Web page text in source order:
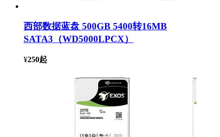
西部数据蓝盘 500GB 5400转16MB
SATA3（WD5000LPCX）
¥250起